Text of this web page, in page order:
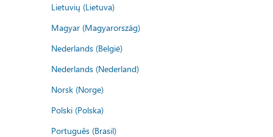
Lietuvių (Lietuva)
Magyar (Magyarország)
Nederlands (België)
Nederlands (Nederland)
Norsk (Norge)
Polski (Polska)
Português (Brasil)